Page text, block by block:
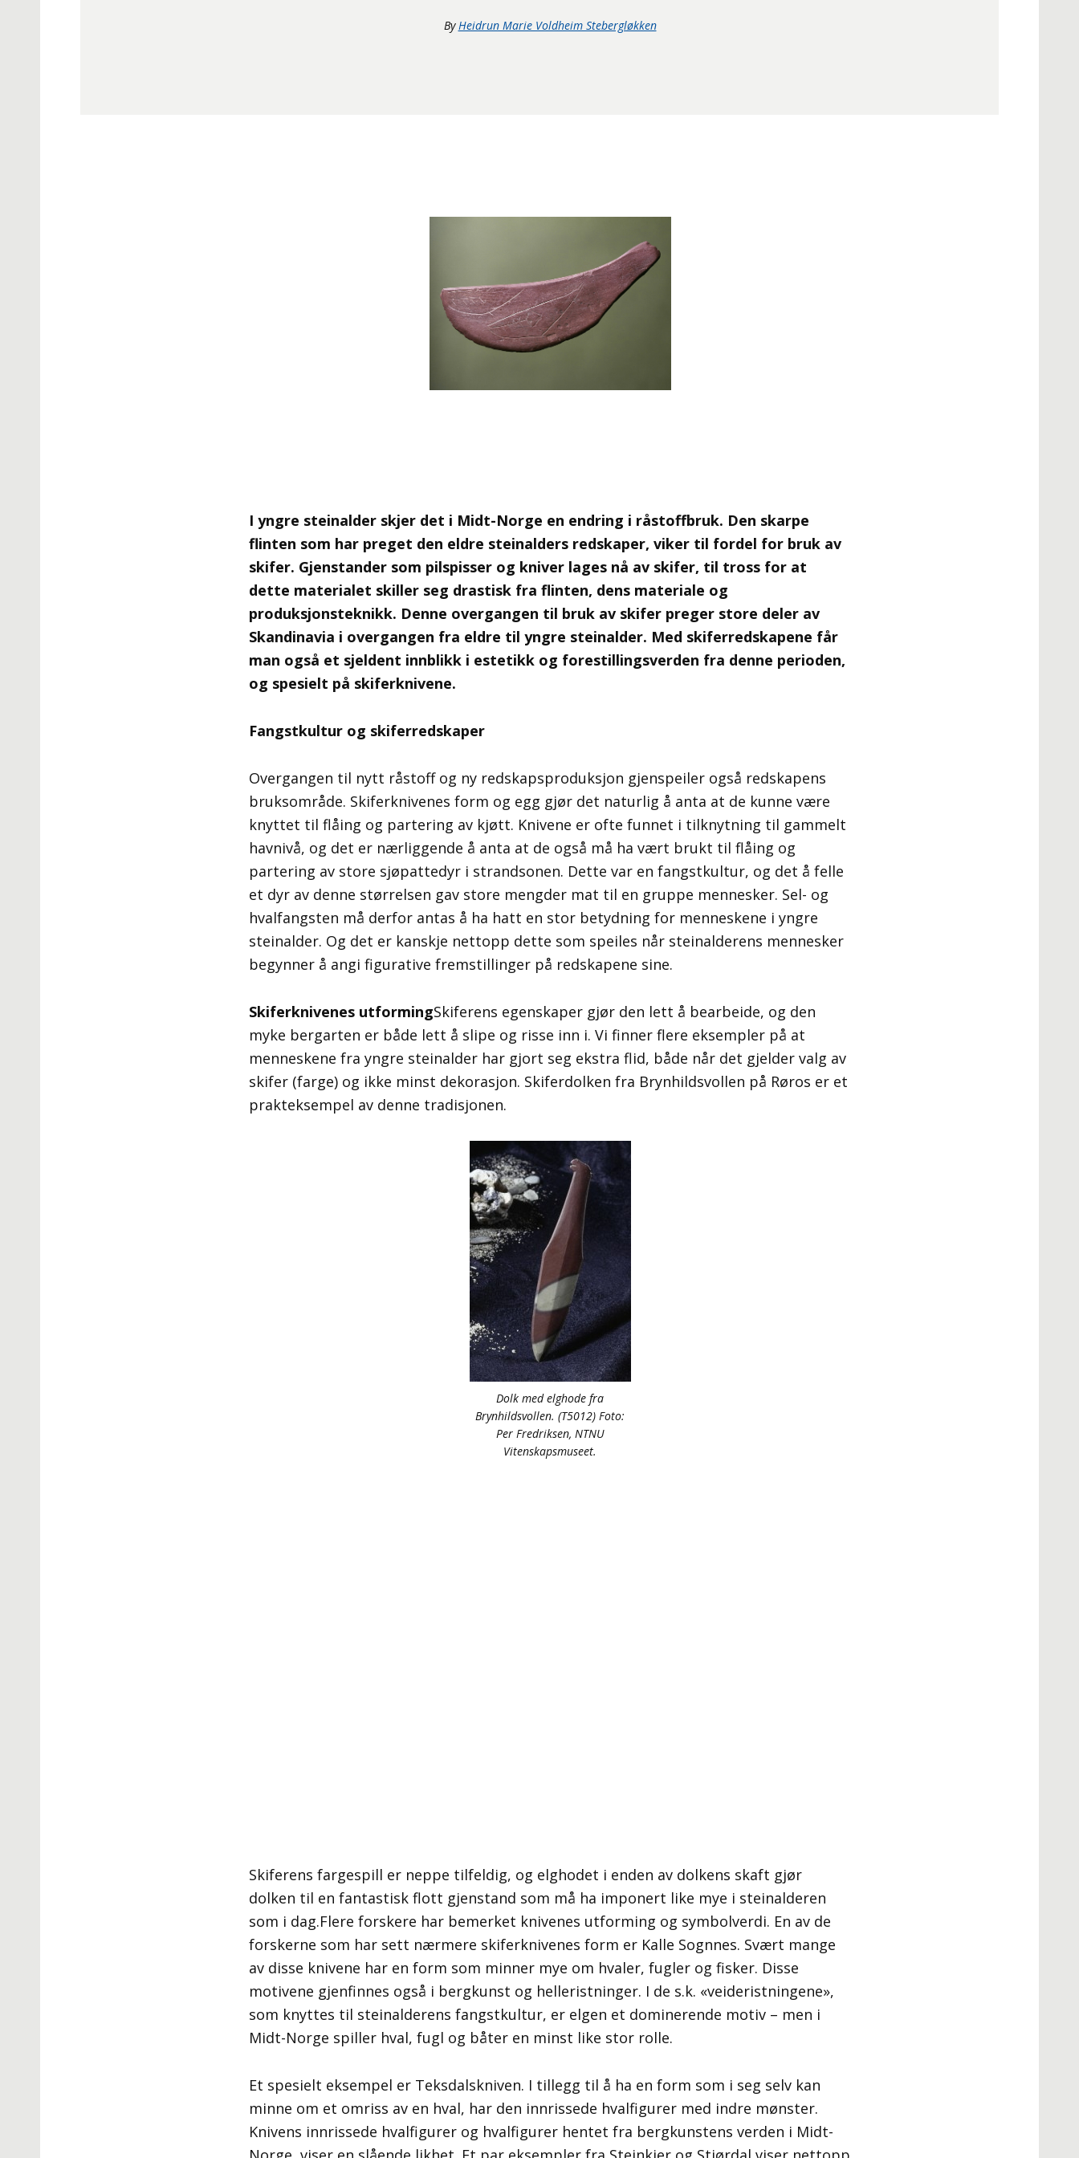
By Heidrun Marie Voldheim Stebergløkken
I yngre steinalder skjer det i Midt-Norge en endring i råstoffbruk. Den skarpe
flinten som har preget den eldre steinalders redskaper, viker til fordel for bruk av
skifer. Gjenstander som pilspisser og kniver lages nå av skifer, til tross for at
dette materialet skiller seg drastisk fra flinten, dens materiale og
produksjonsteknikk. Denne overgangen til bruk av skifer preger store deler av
Skandinavia i overgangen fra eldre til yngre steinalder. Med skiferredskapene får
man også et sjeldent innblikk i estetikk og forestillingsverden fra denne perioden,
og spesielt på skiferknivene.
Fangstkultur og skiferredskaper
Overgangen til nytt råstoff og ny redskapsproduksjon gjenspeiler også redskapens
bruksområde. Skiferknivenes form og egg gjør det naturlig å anta at de kunne være
knyttet til flåing og partering av kjøtt. Knivene er ofte funnet i tilknytning til gammelt
havnivå, og det er nærliggende å anta at de også må ha vært brukt til flåing og
partering av store sjøpattedyr i strandsonen. Dette var en fangstkultur, og det å felle
et dyr av denne størrelsen gav store mengder mat til en gruppe mennesker. Sel- og
hvalfangsten må derfor antas å ha hatt en stor betydning for menneskene i yngre
steinalder. Og det er kanskje nettopp dette som speiles når steinalderens mennesker
begynner å angi figurative fremstillinger på redskapene sine.
Skiferknivenes utformingSkiferens egenskaper gjør den lett å bearbeide, og den
myke bergarten er både lett å slipe og risse inn i. Vi finner flere eksempler på at
menneskene fra yngre steinalder har gjort seg ekstra flid, både når det gjelder valg av
skifer (farge) og ikke minst dekorasjon. Skiferdolken fra Brynhildsvollen på Røros er et
prakteksempel av denne tradisjonen.
Dolk med elghode fra
Brynhildsvollen. (T5012) Foto:
Per Fredriksen, NTNU
Vitenskapsmuseet.
Skiferens fargespill er neppe tilfeldig, og elghodet i enden av dolkens skaft gjør
dolken til en fantastisk flott gjenstand som må ha imponert like mye i steinalderen
som i dag.Flere forskere har bemerket knivenes utforming og symbolverdi. En av de
forskerne som har sett nærmere skiferknivenes form er Kalle Sognnes. Svært mange
av disse knivene har en form som minner mye om hvaler, fugler og fisker. Disse
motivene gjenfinnes også i bergkunst og helleristninger. I de s.k. «veideristningene»,
som knyttes til steinalderens fangstkultur, er elgen et dominerende motiv – men i
Midt-Norge spiller hval, fugl og båter en minst like stor rolle.
Et spesielt eksempel er Teksdalskniven. I tillegg til å ha en form som i seg selv kan
minne om et omriss av en hval, har den innrissede hvalfigurer med indre mønster.
Knivens innrissede hvalfigurer og hvalfigurer hentet fra bergkunstens verden i Midt-